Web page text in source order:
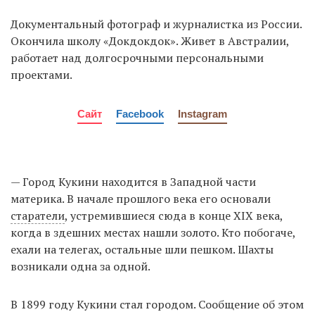
Документальный фотограф и журналистка из России.
Окончила школу «Докдокдок». Живет в Австралии,
работает над долгосрочными персональными
проектами.
Сайт Facebook Instagram
— Город Кукини находится в Западной части
материка. В начале прошлого века его основали
старатели, устремившиеся сюда в конце XIX века,
когда в здешних местах нашли золото. Кто побогаче,
ехали на телегах, остальные шли пешком. Шахты
возникали одна за одной.
В 1899 году Кукини стал городом. Сообщение об этом